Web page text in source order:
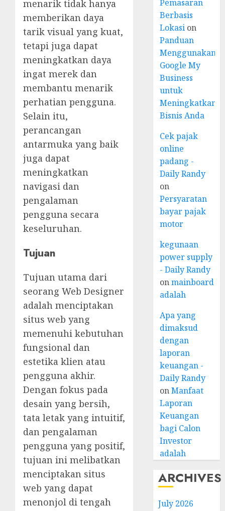
menarik tidak hanya
memberikan daya
tarik visual yang kuat,
tetapi juga dapat
meningkatkan daya
ingat merek dan
membantu menarik
perhatian pengguna.
Selain itu,
perancangan
antarmuka yang baik
juga dapat
meningkatkan
navigasi dan
pengalaman
pengguna secara
keseluruhan.
Tujuan
Tujuan utama dari
seorang Web Designer
adalah menciptakan
situs web yang
memenuhi kebutuhan
fungsional dan
estetika klien atau
pengguna akhir.
Dengan fokus pada
desain yang bersih,
tata letak yang intuitif,
dan pengalaman
pengguna yang positif,
tujuan ini melibatkan
menciptakan situs
web yang dapat
menonjol di tengah
Pemasaran
Berbasis
Lokasi on
Panduan
Menggunakan
Google My
Business
untuk
Meningkatkan
Bisnis Anda
Cek pajak
online
padang -
Daily Randy
on
Persyaratan
bayar pajak
motor
kegunaan
power supply
- Daily Randy
onmainboard
adalah
Apa yang
dimaksud
dengan
laporan
keuangan -
Daily Randy
onManfaat
Laporan
Keuangan
bagi Calon
Investor
adalah
ARCHIVES
July 2026